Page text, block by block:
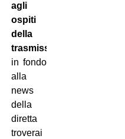
agli
ospiti
della
trasmissione
in fondo
alla
news
della
diretta
troverai